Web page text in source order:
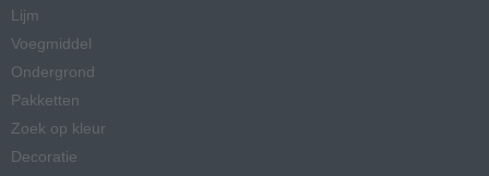
Lijm
Voegmiddel
Ondergrond
Pakketten
Zoek op kleur
Decoratie